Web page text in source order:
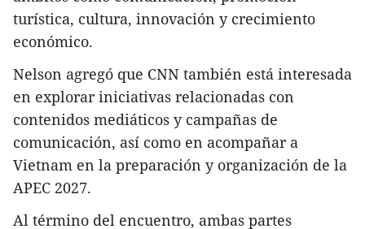
turística, cultura, innovación y crecimiento
económico.
Nelson agregó que CNN también está interesada
en explorar iniciativas relacionadas con
contenidos mediáticos y campañas de
comunicación, así como en acompañar a
Vietnam en la preparación y organización de la
APEC 2027.
Al término del encuentro, ambas partes